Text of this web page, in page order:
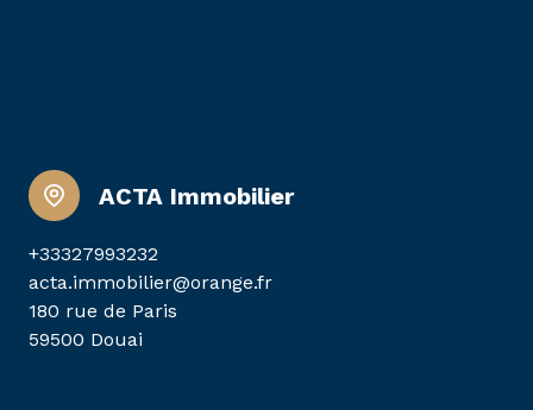
ACTA Immobilier
+33327993232
acta.immobilier@orange.fr
180 rue de Paris
59500 Douai